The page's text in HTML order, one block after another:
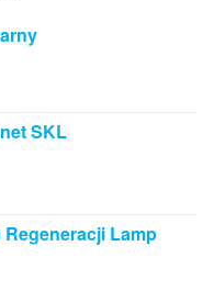
SKL
Lamp